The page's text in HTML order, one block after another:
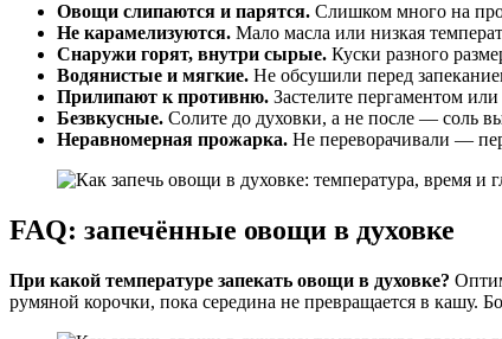
Овощи слипаются и парятся. Слишком много на
Не карамелизуются. Мало масла или низкая
Снаружи горят, внутри сырые. Куски разного
Водянистые и мягкие. Не обсушили перед
Прилипают к противню. Застелите пергаментом
Безвкусные. Солите до духовки, а не после — соль
Неравномерная прожарка. Не переворачивали —
FAQ: запечённые овощи в духовке
При какой температуре запекать овощи в духовке?
румяной корочки, пока середина не превращается в кашу.